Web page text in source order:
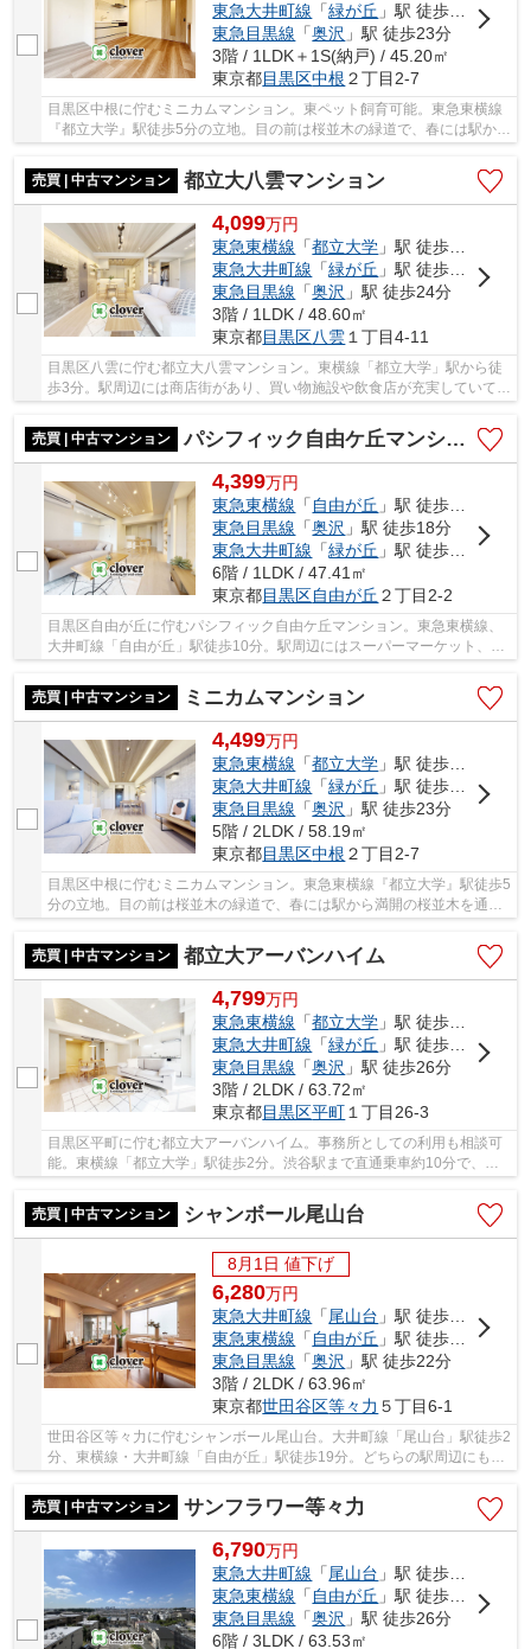
東急大井町線 「緑が丘 」駅 徒歩14分
東急目黒線 「奥沢 」駅 徒歩23分
3階 / 1LDK＋1S(納戸) / 45.20㎡
東京都目黒区中根 ２丁目2-7
目黒区中根に佇むミニカムマンション。東ペット飼育可能。東急東横線
『都立大学』駅徒歩5分の立地。目の前は桜並木の緑道で、春には駅から
売買 | 中古マンション
都立大八雲マンション
4,099万円
東急東横線 「都立大学 」駅 徒歩3分
東急大井町線 「緑が丘 」駅 徒歩19分
東急目黒線 「奥沢 」駅 徒歩24分
3階 / 1LDK / 48.60㎡
東京都目黒区八雲 １丁目4-11
目黒区八雲に佇む都立大八雲マンション。東横線「都立大学」駅から徒
歩3分。駅周辺には商店街があり、買い物施設や飲食店が充実していて住
売買 | 中古マンション
パシフィック自由ケ丘マンション
4,399万円
東急東横線 「 自由が丘 」駅 徒歩10分
東急目黒線 「奥沢 」駅 徒歩18分
東急大井町線 「緑が丘 」駅 徒歩22分
6階 / 1LDK / 47.41㎡
東京都目黒区自由が丘 ２丁目2-2
目黒区自由が丘に佇むパシフィック自由ケ丘マンション。東急東横線、
大井町線「自由が丘」駅徒歩10分。駅周辺にはスーパーマーケット、ド
売買 | 中古マンション
ミニカムマンション
4,499万円
東急東横線 「都立大学 」駅 徒歩5分
東急大井町線 「緑が丘 」駅 徒歩14分
東急目黒線 「奥沢 」駅 徒歩23分
5階 / 2LDK / 58.19㎡
東京都目黒区中根 ２丁目2-7
目黒区中根に佇むミニカムマンション。東急東横線『都立大学』駅徒歩5
分の立地。目の前は桜並木の緑道で、春には駅から満開の桜並木を通っ
てきます。駅がすぐなので周辺には商業施設充...
売買 | 中古マンション
都立大アーバンハイム
4,799万円
東急東横線 「都立大学 」駅 徒歩2分
東急大井町線 「緑が丘 」駅 徒歩18分
東急目黒線 「奥沢 」駅 徒歩26分
3階 / 2LDK / 63.72㎡
東京都目黒区平町 １丁目26-3
目黒区平町に佇む都立大アーバンハイム。事務所としての利用も相談可
能。東横線「都立大学」駅徒歩2分。渋谷駅まで直通乗車約10分で、都
心へのアクセス良好。且つ周辺は静かな住宅街。...
売買 | 中古マンション
シャンボール尾山台
8月1日 値下げ
6,280万円
東急大井町線 「尾山台 」駅 徒歩2分
東急東横線 「自由が丘 」駅 徒歩19分
東急目黒線 「奥沢 」駅 徒歩22分
3階 / 2LDK / 63.96㎡
東京都世田谷区等々力 ５丁目6-1
世田谷区等々力に佇むシャンボール尾山台。大井町線「尾山台」駅徒歩2
分、東横線・大井町線「自由が丘」駅徒歩19分。どちらの駅周辺にもス
ーパーやドラッグストア、充実した商店街があ...
売買 | 中古マンション
サンフラワー等々力
6,790万円
東急大井町線 「尾山台 」駅 徒歩11分
東急東横線 「 自由が丘 」駅 徒歩16分
東急目黒線 「奥沢 」駅 徒歩26分
6階 / 3LDK / 63.53㎡